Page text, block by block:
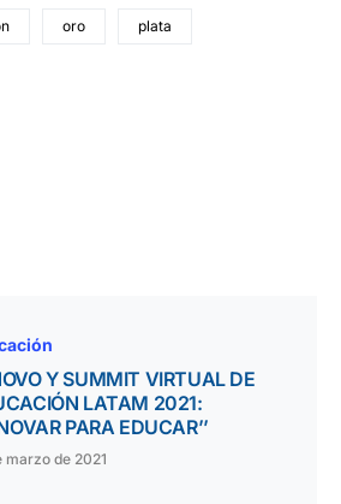
oro plata
Y SUMMIT VIRTUAL DE
LATAM 2021:
PARA EDUCAR’’
marzo de 2021